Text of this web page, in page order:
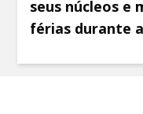
seus núcleos e
férias durante